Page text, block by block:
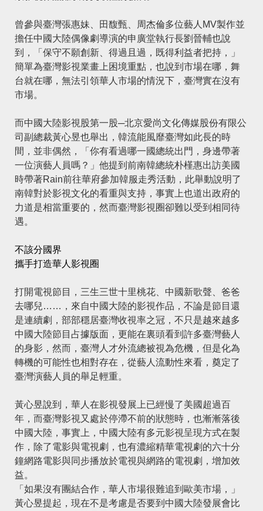
曾參與臺灣張惠妹、田馥甄、周杰倫多位藝人MV製作並
擔任中國大陸偶像劇導演的申廣堂執行長劉晉輔也說
到，「保守不願創新、得過且過，既得利益者把持，」
簡單為臺灣影視業畫上困境重點，也說到市場在哪，舞
台就在哪，無法引領華人市場的情況下，臺灣實在沒有
市場。
而中國大陸影視股第一股─北京愛尚文化傳媒股份有限公
司副總裁黃心昱也舉出，韓流能風靡臺灣如此長的時
間，並非偶然，「你有看過哪一國總統出門，身邊帶著
一位演藝人員嗎？」他提到前南韓總統朴槿惠出訪美國
時帶著Rain前往華府參加韓服走秀活動，此舉動說明了
南韓對於影視文化的看重與支持，事實上也道出政府的
力道是相當重要的，然而臺灣影視圈卻難以受到相同待
遇。
不該分國界
攜手打造華人影視圈
打開電視節目，三生三世十里桃花、中國新歌聲、爸爸
去哪兒……，來自中國大陸的影視作品，不論是節目還
是連續劇，部部穩居臺灣收視率之冠，不只是越來越多
中國大陸節目占據版面，更能在裏頭看到許多臺灣藝人
的身影，然而，臺灣人才外流總被視為危機，但是化為
轉機的可能性也相對存在，從藝人流動性來看，奠定了
臺灣演藝人員的舉足輕重。
黃心昱說到，華人在影視發展上已經慢了美國超過百
年，而臺灣影視又處於停滯不前的狀態時，也漸漸落後
中國大陸，事實上，中國大陸有多元影視呈現方式在製
作，除了電影與電視劇，也有濃縮精華電視劇的六十分
鐘網路電影與同步播放於電視與網路的電視劇，增加效
益。
「如果沒有團結合作，華人市場很難追到歐美市場，」
黃心昱提起，現在不是考慮是否要到中國大陸發展會比